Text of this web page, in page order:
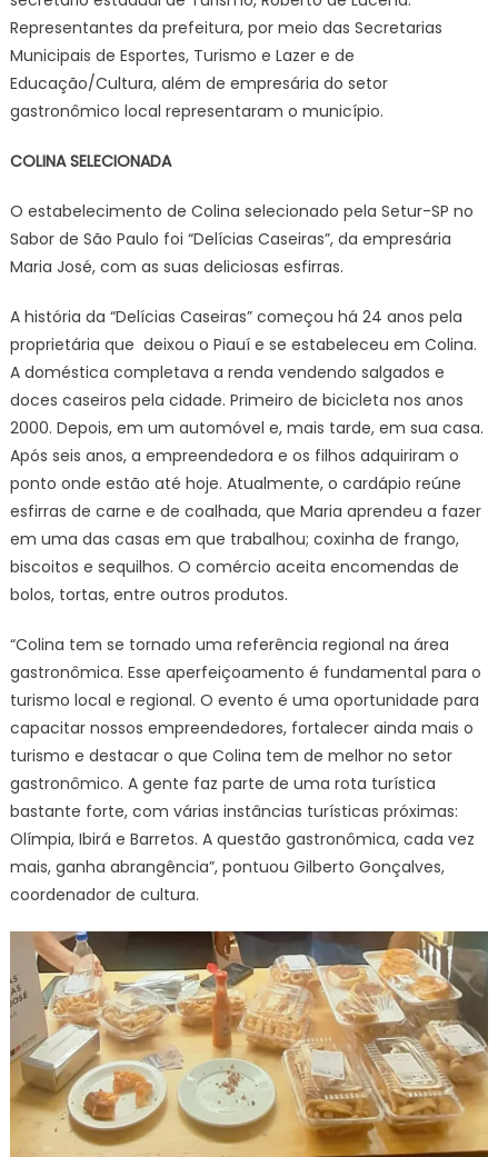
Representantes da prefeitura, por meio das Secretarias
Municipais de Esportes, Turismo e Lazer e de
Educação/Cultura, além de empresária do setor
gastronômico local representaram o município.
COLINA SELECIONADA
O estabelecimento de Colina selecionado pela Setur-SP no
Sabor de São Paulo foi “Delícias Caseiras”, da empresária
Maria José, com as suas deliciosas esfirras.
A história da “Delícias Caseiras” começou há 24 anos pela
proprietária que deixou o Piauí e se estabeleceu em Colina.
A doméstica completava a renda vendendo salgados e
doces caseiros pela cidade. Primeiro de bicicleta nos anos
2000. Depois, em um automóvel e, mais tarde, em sua casa.
Após seis anos, a empreendedora e os filhos adquiriram o
ponto onde estão até hoje. Atualmente, o cardápio reúne
esfirras de carne e de coalhada, que Maria aprendeu a fazer
em uma das casas em que trabalhou; coxinha de frango,
biscoitos e sequilhos. O comércio aceita encomendas de
bolos, tortas, entre outros produtos.
“Colina tem se tornado uma referência regional na área
gastronômica. Esse aperfeiçoamento é fundamental para o
turismo local e regional. O evento é uma oportunidade para
capacitar nossos empreendedores, fortalecer ainda mais o
turismo e destacar o que Colina tem de melhor no setor
gastronômico. A gente faz parte de uma rota turística
bastante forte, com várias instâncias turísticas próximas:
Olímpia, Ibirá e Barretos. A questão gastronômica, cada vez
mais, ganha abrangência”, pontuou Gilberto Gonçalves,
coordenador de cultura.